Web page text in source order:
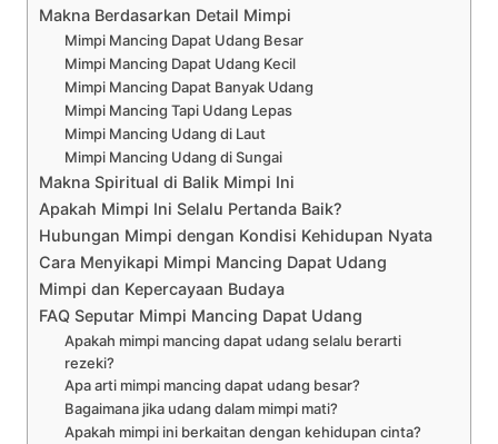
Makna Berdasarkan Detail Mimpi
Mimpi Mancing Dapat Udang Besar
Mimpi Mancing Dapat Udang Kecil
Mimpi Mancing Dapat Banyak Udang
Mimpi Mancing Tapi Udang Lepas
Mimpi Mancing Udang di Laut
Mimpi Mancing Udang di Sungai
Makna Spiritual di Balik Mimpi Ini
Apakah Mimpi Ini Selalu Pertanda Baik?
Hubungan Mimpi dengan Kondisi Kehidupan Nyata
Cara Menyikapi Mimpi Mancing Dapat Udang
Mimpi dan Kepercayaan Budaya
FAQ Seputar Mimpi Mancing Dapat Udang
Apakah mimpi mancing dapat udang selalu berarti
rezeki?
Apa arti mimpi mancing dapat udang besar?
Bagaimana jika udang dalam mimpi mati?
Apakah mimpi ini berkaitan dengan kehidupan cinta?